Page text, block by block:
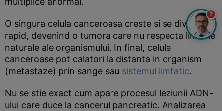
O singura celula canceroasa creste si se divide
rapid, devenind o tumora care nu respecta limitele
naturale ale organismului. In final, celule
canceroase pot calatori la distanta in organism
(metastaze) prin sange sau sistemul limfatic.
Nu se stie exact cum apare procesul leziunii ADN-
ului care duce la cancerul pancreatic. Analizarea
?